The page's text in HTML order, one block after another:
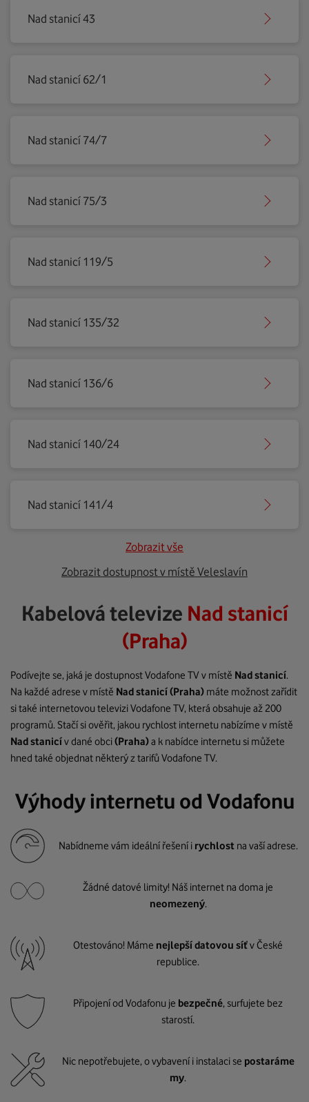
Nad stanicí 43
Nad stanicí 62/1
Nad stanicí 74/7
Nad stanicí 75/3
Nad stanicí 119/5
Nad stanicí 135/32
Nad stanicí 136/6
Nad stanicí 140/24
Nad stanicí 141/4
Zobrazit vše
Zobrazit dostupnost v místě Veleslavín
Kabelová televize Nad stanicí
(Praha)
Podívejte se, jaká je dostupnost Vodafone TV v místě Nad stanicí.
Na každé adrese v místě Nad stanicí(Praha) máte možnost zařídit
si také internetovou televizi Vodafone TV, která obsahuje až 200
programů. Stačí si ověřit, jakou rychlost internetu nabízíme v místě
Nad stanicív dané obci(Praha)a k nabídce internetu si můžete
hned také objednat některý z tarifů Vodafone TV.
Výhody internetu od Vodafonu
Nabídneme vám ideální řešení i rychlost na vaší adrese.
Žádné datové limity! Náš internet na doma je
neomezený.
Otestováno! Máme nejlepší datovou síťv České
republice.
Připojení od Vodafonu je bezpečné, surfujete bez
starostí.
Nic nepotřebujete, o vybavení i instalaci se postaráme
my.